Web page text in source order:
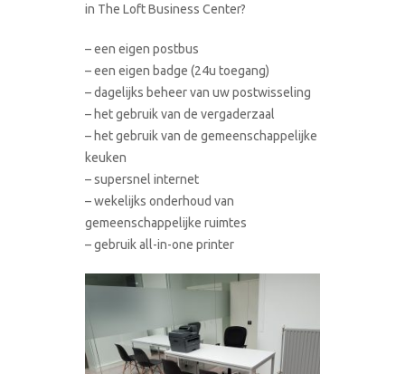
in The Loft Business Center?
– een eigen postbus
– een eigen badge (24u toegang)
– dagelijks beheer van uw postwisseling
– het gebruik van de vergaderzaal
– het gebruik van de gemeenschappelijke
keuken
– supersnel internet
– wekelijks onderhoud van
gemeenschappelijke ruimtes
– gebruik all-in-one printer